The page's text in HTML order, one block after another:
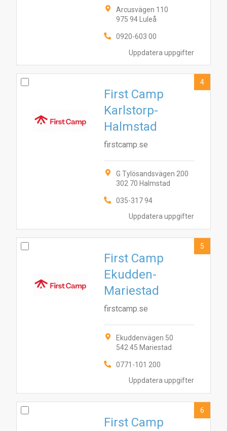
Uppdatera uppgifter
Arcusvägen 110
975 94 Luleå
0920-603 00
Uppdatera uppgifter
First Camp
Karlstorp-
Halmstad
firstcamp.se
G Tylösandsvägen 200
302 70 Halmstad
035-317 94
4
Uppdatera uppgifter
First Camp
Ekudden-
Mariestad
firstcamp.se
Ekuddenvägen 50
542 45 Mariestad
0771-101 200
5
First Camp
6